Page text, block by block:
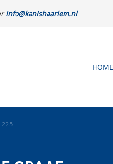
info@kanishaarlem.nl
HOME